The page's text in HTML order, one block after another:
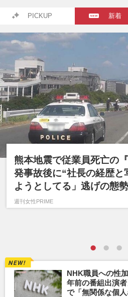
PICKUP 新着
熊本地震で従業員死亡の
発事故後に“社長の経歴と
ようとしてる」逃げの態
週刊女性PRIME
NHK職員への性
年前の番組出演
で「無関係な個